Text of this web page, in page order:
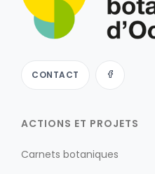
CONTACT
ACTIONS ET PROJETS
Carnets botaniques